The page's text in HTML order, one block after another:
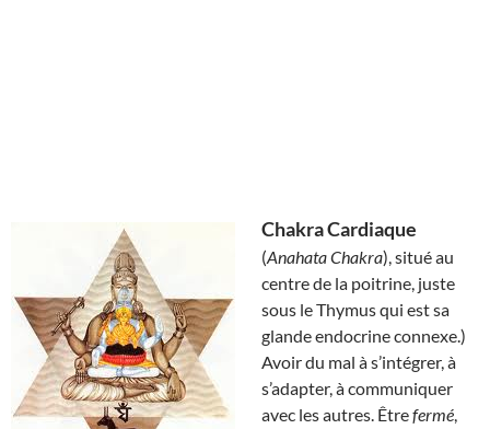
Chakra Cardiaque
(Anahata Chakra), situé au
centre de la poitrine, juste
sous le Thymus qui est sa
glande endocrine connexe.)
Avoir du mal à s’intégrer, à
s’adapter, à communiquer
avec les autres. Êtrefermé,